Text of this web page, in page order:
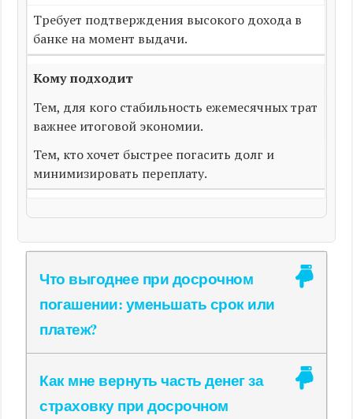
Требует подтверждения высокого дохода в
банке на момент выдачи.
Кому подходит
Тем, для кого стабильность ежемесячных трат
важнее итоговой экономии.
Тем, кто хочет быстрее погасить долг и
минимизировать переплату.
Что выгоднее при досрочном
погашении: уменьшать срок или
платеж?
Как мне вернуть часть денег за
страховку при досрочном